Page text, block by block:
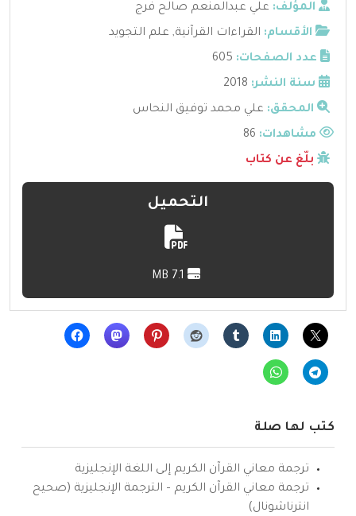
المؤلف: علي عبدالمنعم صالح فرج
الأقسام: القراءات القرآنية, علم التجويد
عدد الصفحات: 605
سنة النشر: 2018
المحقق: علي محمد توفيق النحاس
مشاهدات:
بلّغ عن كتاب
التحميل
كتب لها صلة
ترجمة معاني القرآن الكريم إلى اللغة الإنجليزية
ترجمة معاني القرآن الكريم – الترجمة الإنجليزية (صحيح
انترناشونال)